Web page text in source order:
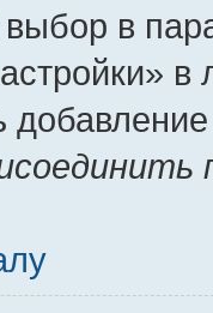
выбор в